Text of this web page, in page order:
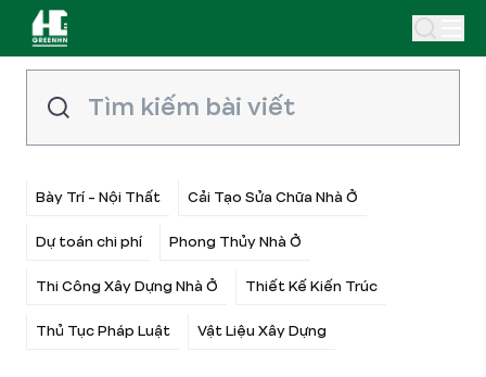
Bày Trí - Nội Thất Cải Tạo Sửa Chữa Nhà Ở
Dự toán chi phí Phong Thủy Nhà Ở
Thi Công Xây Dựng Nhà Ở Thiết Kế Kiến Trúc
Thủ Tục Pháp Luật Vật Liệu Xây Dựng